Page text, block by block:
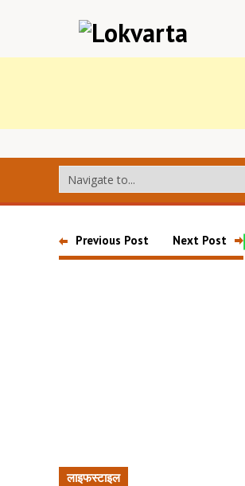
Previous Post Next Post
लाइफस्टाइल